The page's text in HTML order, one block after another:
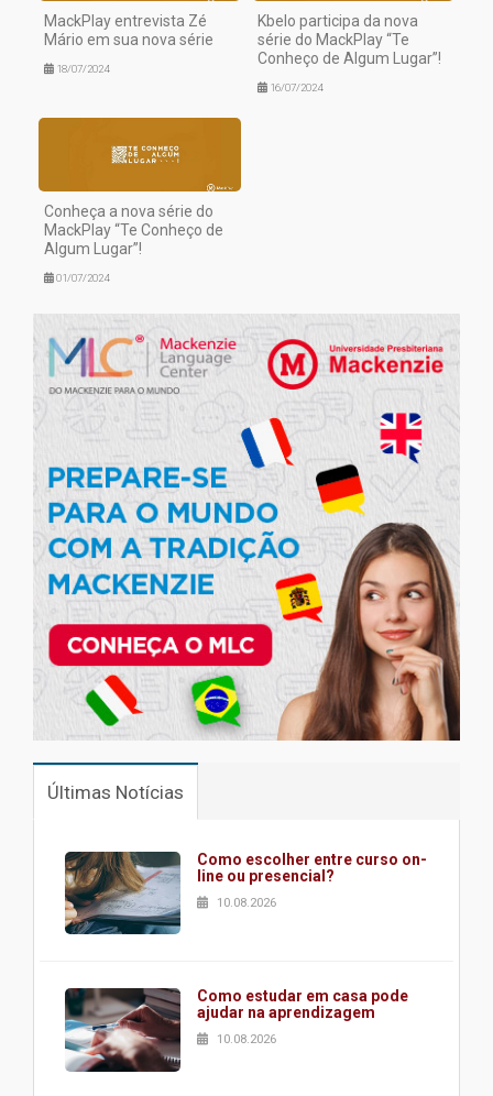
MackPlay entrevista Zé
Mário em sua nova série
18/07/2024
Kbelo participa da nova
série do MackPlay “Te
Conheço de Algum Lugar”!
16/07/2024
Conheça a nova série do
MackPlay “Te Conheço de
Algum Lugar”!
01/07/2024
Últimas Notícias
Como escolher entre curso on-
line ou presencial?
10.08.2026
Como estudar em casa pode
ajudar na aprendizagem
10.08.2026